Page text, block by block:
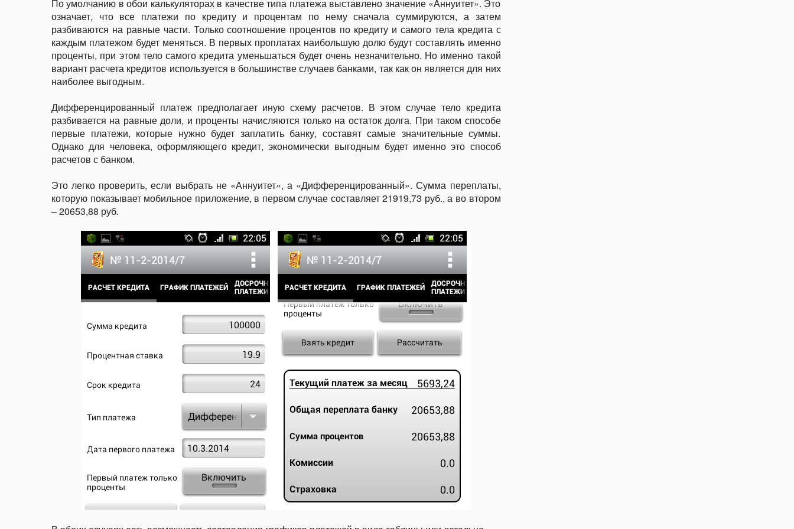
По умолчанию в обои калькуляторах в качестве типа платежа выставлено значение «Аннуитет». Это
означает, что все платежи по кредиту и процентам по нему сначала суммируются, а затем
разбиваются на равные части. Только соотношение процентов по кредиту и самого тела кредита с
каждым платежом будет меняться. В первых проплатах наибольшую долю будут составлять именно
проценты, при этом тело самого кредита уменьшаться будет очень незначительно. Но именно такой
вариант расчета кредитов используется в большинстве случаев банками, так как он является для них
наиболее выгодным.
Дифференцированный платеж предполагает иную схему расчетов. В этом случае тело кредита
разбивается на равные доли, и проценты начисляются только на остаток долга. При таком способе
первые платежи, которые нужно будет заплатить банку, составят самые значительные суммы.
Однако для человека, оформляющего кредит, экономически выгодным будет именно это способ
расчетов с банком.
Это легко проверить, если выбрать не «Аннуитет», а «Дифференцированный». Сумма переплаты,
которую показывает мобильное приложение, в первом случае составляет 21919,73 руб., а во втором
– 20653,88 руб.